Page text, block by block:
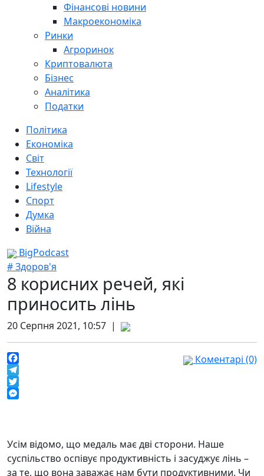
Фінансові новини
Макроекономіка
Ринки
Агроринок
Криптовалюта
Бізнес
Аналітика
Податки
Політика
Економіка
Світ
Технології
Lifestyle
Спорт
Думка
Війна
BigPodcast
# Здоров'я
8 корисних речей, які
приносить лінь
20 Серпня 2021, 10:57 |
Facebook
Telegram
Twitter
Коментарі (0)
Усім відомо, що медаль має дві сторони. Наше
суспільство оспівує продуктивність і засуджує лінь –
за те, що вона заважає нам бути продуктивними. Чи